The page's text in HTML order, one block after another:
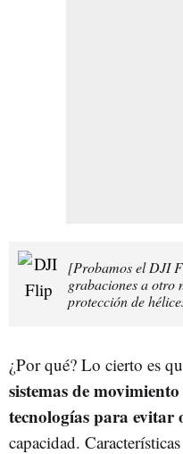
[Probamos el DJI
grabaciones a otro
protección de
¿Por qué? Lo cierto es
sistemas de
tecnologías para evitar
capacidad.